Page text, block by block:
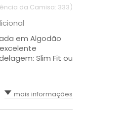
da Camisa: 333)
em Algodão
Slim Fit ou
mais informações